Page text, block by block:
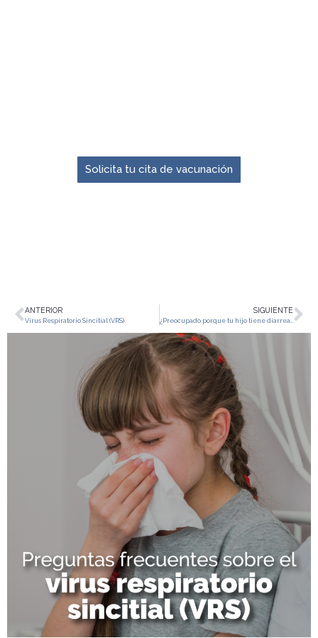
Solicita tu cita de vacunación
ANTERIOR
Virus Respiratorio Sincitial (VRS)
SIGUIENTE
¿Preocupado porque tu hijo tiene diarrea? Aquí te decimos qué hacer